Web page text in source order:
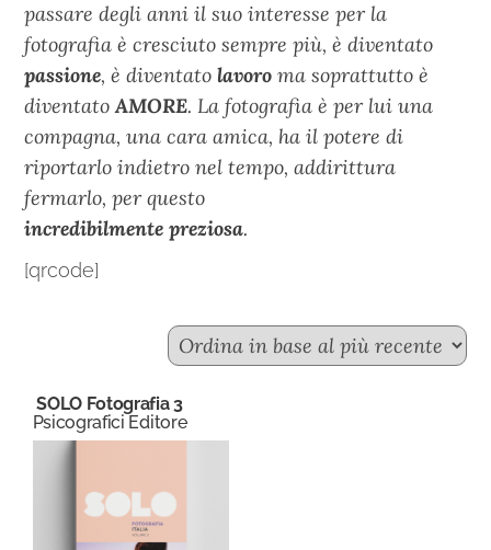
passare degli anni il suo interesse per la
fotografia è cresciuto sempre più, è diventato
passione, è diventatolavoro ma soprattutto è
diventatoAMORE. La fotografia è per lui una
compagna, una cara amica, ha il potere di
riportarlo indietro nel tempo, addirittura
fermarlo, per questo
incredibilmente preziosa.
[qrcode]
SOLO Fotografia 3
Psicografici Editore